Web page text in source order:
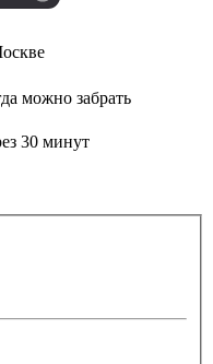
можно забрать
30 минут